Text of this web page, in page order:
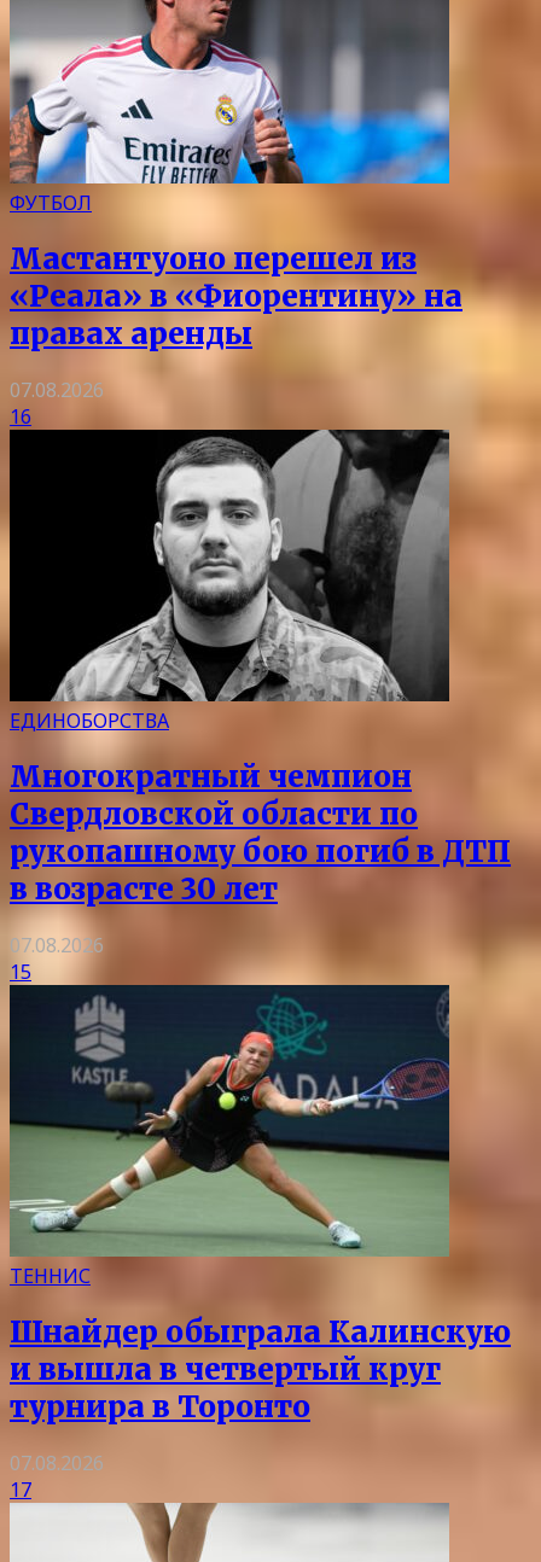
ФУТБОЛ
Мастантуоно перешел из
«Реала» в «Фиорентину» на
правах аренды
07.08.2026
16
ЕДИНОБОРСТВА
Многократный чемпион
Свердловской области по
рукопашному бою погиб в ДТП
в возрасте 30 лет
07.08.2026
15
ТЕННИС
Шнайдер обыграла Калинскую
и вышла в четвертый круг
турнира в Торонто
07.08.2026
17